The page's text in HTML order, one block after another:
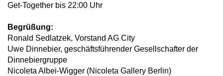
Get-Together bis 22:00 Uhr
Begrüßung:
Ronald Sedlatzek, Vorstand AG City
Uwe Dinnebier, geschäftsführender Gesellschafter der
Dinnebiergruppe
Nicoleta Albei-Wigger (Nicoleta Gallery Berlin)